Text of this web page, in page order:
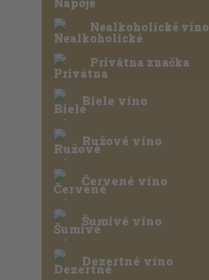
Nealkoholické víno
Privátna značka
Biele víno
Ružové víno
Červené víno
Šumivé víno
Dezertné víno